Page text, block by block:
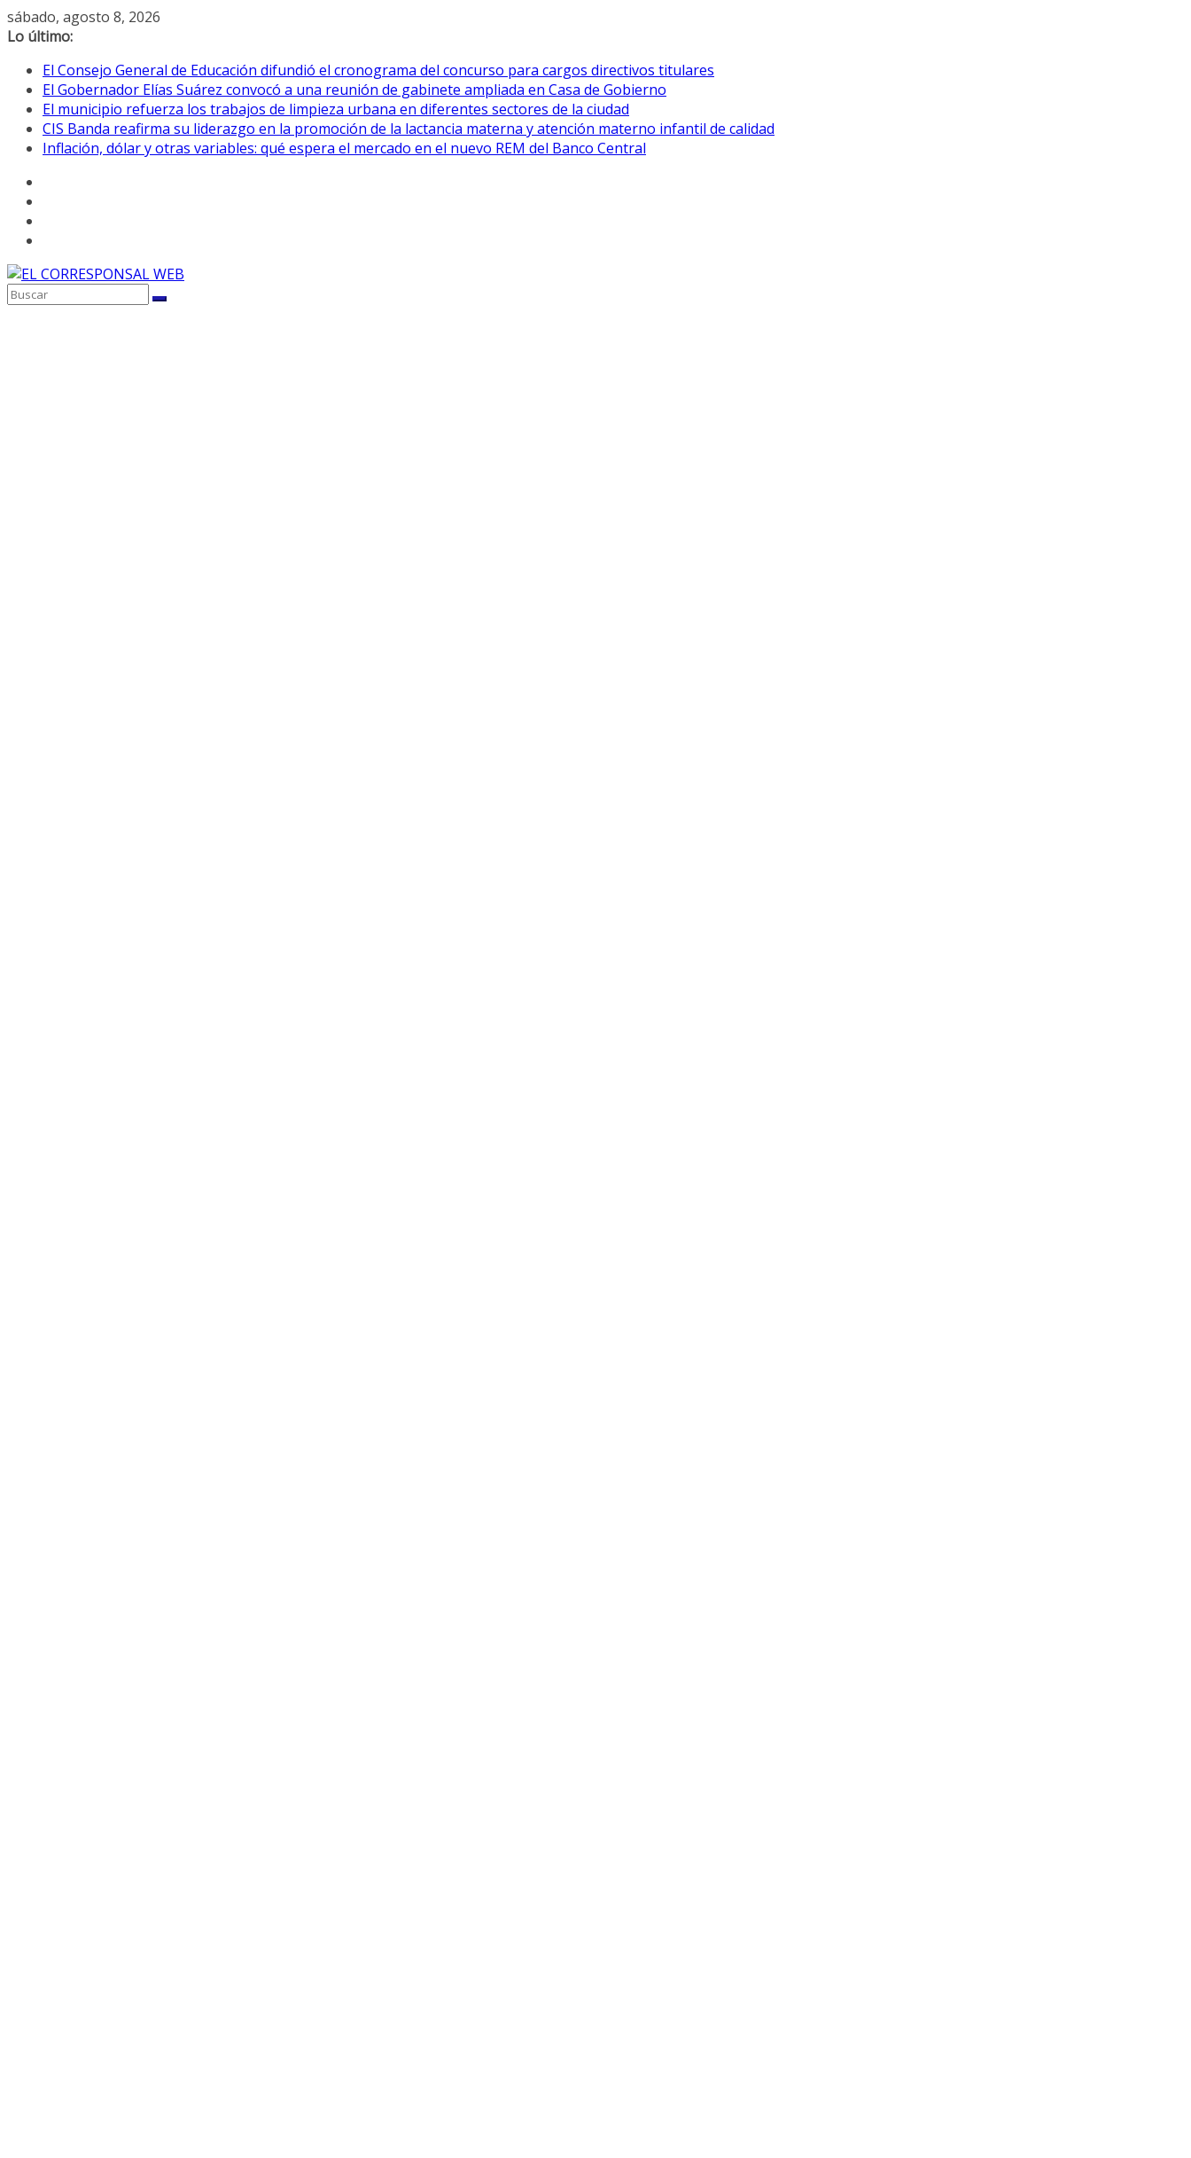
Saltar
al
sábado, agosto 8, 2026
Lo último:
El Consejo General de Educación difundió el cronograma del concurso para cargos directivos titulares
El Gobernador Elías Suárez convocó a una reunión de gabinete ampliada en Casa de Gobierno
El municipio refuerza los trabajos de limpieza urbana en diferentes sectores de la ciudad
CIS Banda reafirma su liderazgo en la promoción de la lactancia materna y atención materno infantil de calidad
Inflación, dólar y otras variables: qué espera el mercado en el nuevo REM del Banco Central